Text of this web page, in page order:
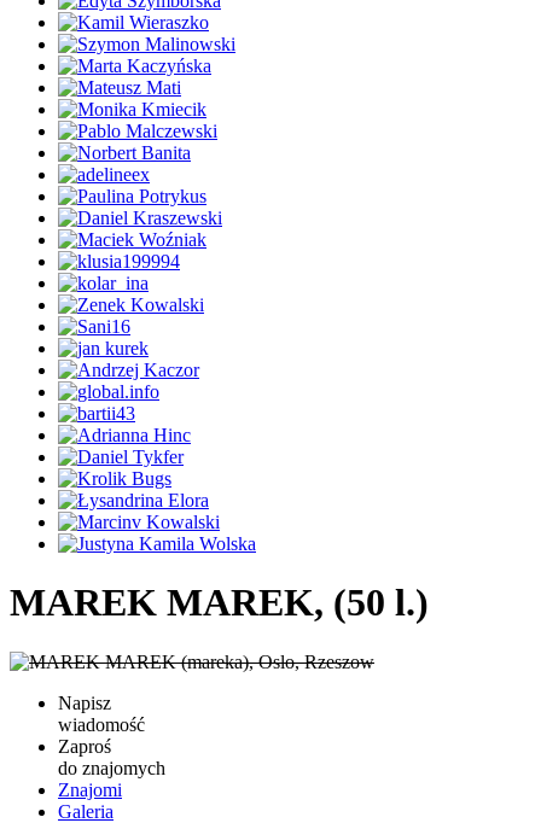
MAREK MAREK, (50 l.)
Napisz
wiadomość
Zaproś
do znajomych
Znajomi
Galeria